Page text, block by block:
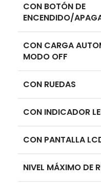
CON BOTÓN DE
ENCENDIDO/
CON CARGA
MODO OFF
CON RUEDAS
CON INDICADOR
CON PANTALLA
NIVEL MÁXIMO DE